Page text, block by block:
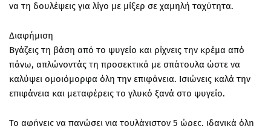
να τη δουλέψεις για λίγο με μίξερ σε χαμηλή ταχύτητα.
Διαφήμιση
Βγάζεις τη βάση από το ψυγείο και ρίχνεις την κρέμα από
πάνω, απλώνοντάς τη προσεκτικά με σπάτουλα ώστε να
καλύψει ομοιόμορφα όλη την επιφάνεια. Ισιώνεις καλά την
επιφάνεια και μεταφέρεις το γλυκό ξανά στο ψυγείο.
Το αφήνεις να παγώσει για τουλάχιστον 5 ώρες, ιδανικά όλη